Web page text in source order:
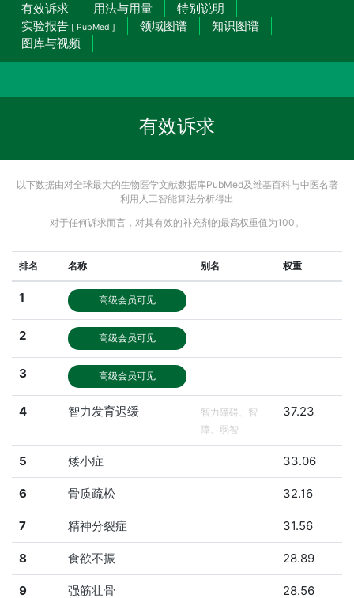
有效诉求 用法与用量
特别说明
实验报告 [ PubMed ] 领域图谱
知识图谱
图库与视频
有效诉求
以下数据由对全球最大的生物医学文献数据库PubMed及维基百科与中医名著
利用人工智能算法分析得出
对于任何诉求而言，对其有效的补充剂的最高权重值为100。
排名 名称 别名 权重
1 高级会员可见
2 高级会员可见
3 高级会员可见
4 智力发育迟缓
智力障碍、智
障、弱智
37.23
5 矮小症 33.06
6 骨质疏松 32.16
7 精神分裂症 31.56
8 食欲不振 28.89
9 强筋壮骨 28.56